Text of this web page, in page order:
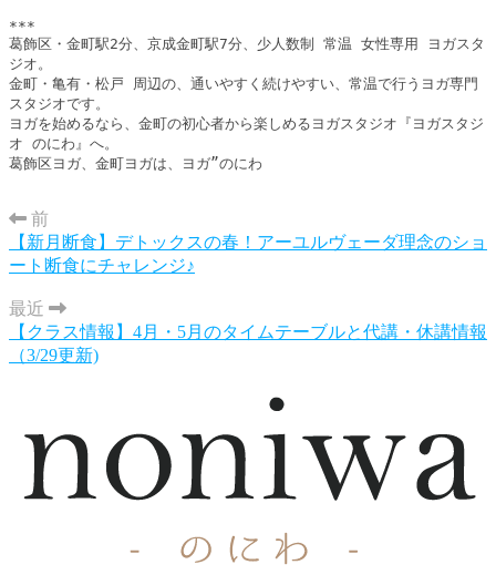
***
葛飾区・金町駅2分、京成金町駅7分、少人数制 常温 女性専用 ヨガスタ
ジオ。
金町・亀有・松戸 周辺の、通いやすく続けやすい、常温で行うヨガ専門
スタジオです。
ヨガを始めるなら、金町の初心者から楽しめるヨガスタジオ『ヨガスタジ
オ のにわ』へ。
葛飾区ヨガ、金町ヨガは、ヨガ”のにわ
前
【新月断食】デトックスの春！アーユルヴェーダ理念のショ
ート断食にチャレンジ♪
最近
【クラス情報】4月・5月のタイムテーブルと代講・休講情報
（3/29更新)